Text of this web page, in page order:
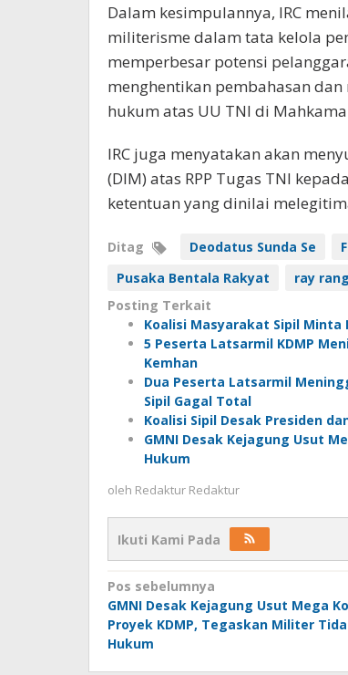
Dalam kesimpulannya, IRC
militerisme dalam tata kelola
memperbesar potensi
menghentikan pembahasan
hukum atas UU TNI di
IRC juga menyatakan akan
(DIM) atas RPP Tugas TNI
ketentuan yang dinilai
Ditag Deodatus Sunda Se
Pusaka Bentala Rakyat
ray
Posting Terkait
Koalisi Masyarakat Sipil
5 Peserta Latsarmil KDMP
Kemhan
Dua Peserta Latsarmil
Sipil Gagal Total
Koalisi Sipil Desak Presiden
GMNI Desak Kejagung Usut
Hukum
oleh Redaktur Redaktur
Ikuti Kami Pada
Navigasi
pos
Pos sebelumnya
GMNI Desak Kejagung Usut Mega
Proyek KDMP, Tegaskan Militer
Hukum